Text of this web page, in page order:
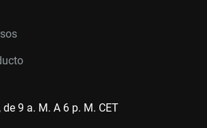
9 a. M. A 6 p. M. CET